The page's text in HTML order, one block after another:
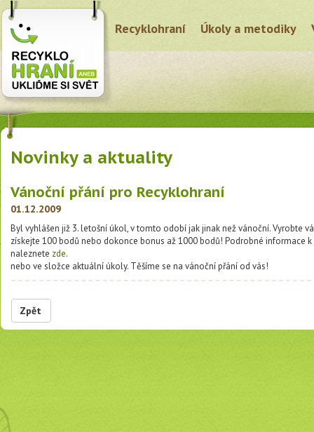
Recyklohraní Úkoly a metodiky
Novinky a aktuality
Vánoční přání pro Recyklohraní
01.12.2009
Byl vyhlášen již 3. letošní úkol, v tomto odobí jak jinak než vánoční. Vyrobte
získejte 100 bodů nebo dokonce bonus až 1000 bodů! Podrobné informace
naleznete zde.
nebo ve složce aktuální úkoly. Těšíme se na vánoční přání od vás!
Zpět